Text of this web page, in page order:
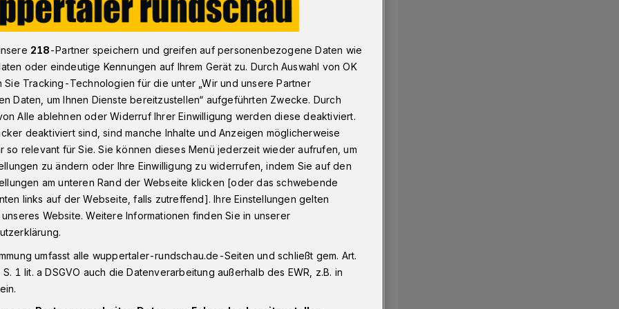
mit Wassertausch
mit
Wuppertaler Delegation unter
Andreas Mucke zu Gast in der
dem früheren Liegnitz. Die
Städten feiert jetzt ihr 25-jähriges
218-Partner speichern und greifen auf personenbezogene Daten wie
oder eindeutige Kennungen auf Ihrem Gerät zu. Durch Auswahl von OK
Sie Tracking-Technologien für die unter „Wir und unsere Partner
Daten, um Ihnen Dienste bereitzustellen“ aufgeführten Zwecke. Durch
Alle ablehnen oder Widerruf Ihrer Einwilligung werden diese deaktiviert.
deaktiviert sind, sind manche Inhalte und Anzeigen möglicherweise
so relevant für Sie. Sie können dieses Menü jederzeit wieder aufrufen, um
zu ändern oder Ihre Einwilligung zu widerrufen, indem Sie auf den
am unteren Rand der Webseite klicken [oder das schwebende
links auf der Webseite, falls zutreffend]. Ihre Einstellungen gelten
Website. Weitere Informationen finden Sie in unserer
umfasst alle wuppertaler-rundschau.de-Seiten und schließt gem. Art.
1 lit. a DSGVO auch die Datenverarbeitung außerhalb des EWR, z.B. in